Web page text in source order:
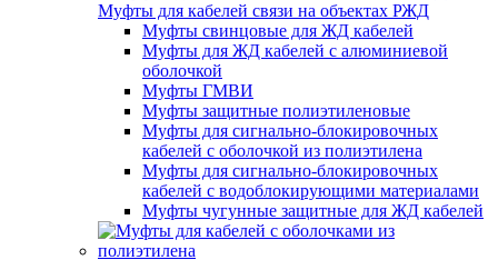
Муфты для кабелей связи на объектах РЖД
Муфты свинцовые для ЖД кабелей
Муфты для ЖД кабелей с алюминиевой
оболочкой
Муфты ГМВИ
Муфты защитные полиэтиленовые
Муфты для сигнально-блокировочных
кабелей с оболочкой из полиэтилена
Муфты для сигнально-блокировочных
кабелей с водоблокирующими материалами
Муфты чугунные защитные для ЖД кабелей